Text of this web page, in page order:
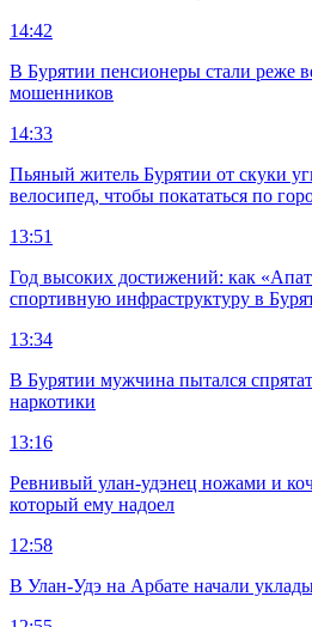
14:42
В Бурятии пенсионеры стали реже
мошенников
14:33
Пьяный житель Бурятии от скуки
велосипед, чтобы покататься по
13:51
Год высоких достижений: как
спортивную инфраструктуру в
13:34
В Бурятии мужчина пытался
наркотики
13:16
Ревнивый улан-удэнец ножами и
который ему надоел
12:58
В Улан-Удэ на Арбате начали